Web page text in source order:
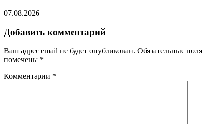
07.08.2026
Добавить комментарий
Ваш адрес email не будет опубликован. Обязательные поля
помечены *
Комментарий *